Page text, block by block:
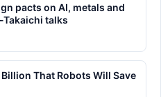
pacts on AI, metals and
talks
That Robots Will Save